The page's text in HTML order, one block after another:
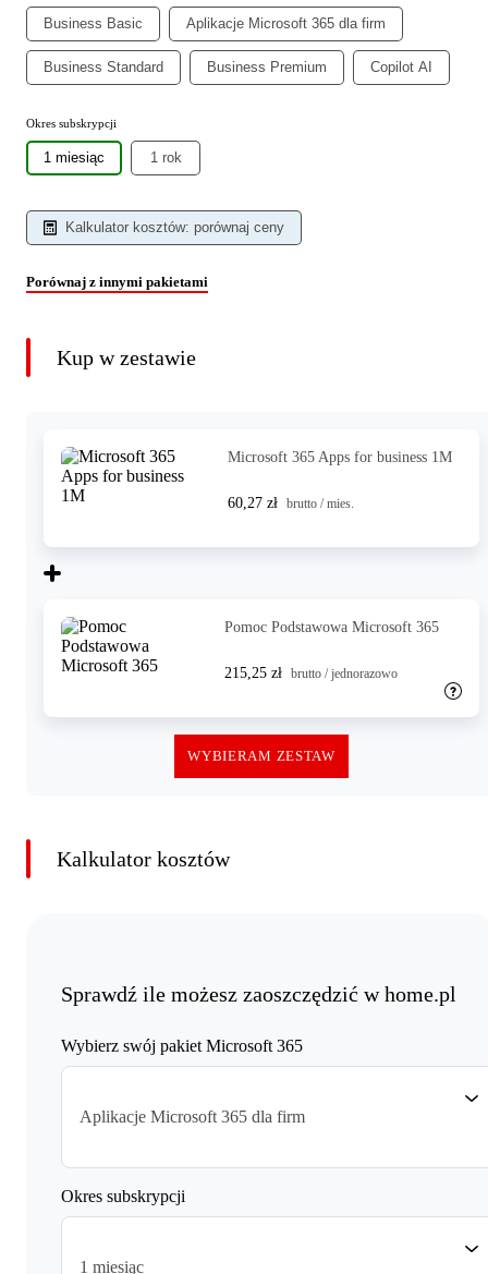
Business Basic Aplikacje Microsoft 365 dla firm
Business Standard Business Premium Copilot AI
Okres subskrypcji
1 miesiąc 1 rok
Kalkulator kosztów: porównaj ceny
Porównaj z innymi pakietami
Kup w zestawie
Microsoft 365 Apps for business 1M
60,27 zł brutto / mies.
Pomoc Podstawowa Microsoft 365
215,25 zł brutto / jednorazowo
WYBIERAM ZESTAW
Kalkulator kosztów
Sprawdź ile możesz zaoszczędzić w home.pl
Wybierz swój pakiet Microsoft 365
Aplikacje Microsoft 365 dla firm
Okres subskrypcji
1 miesiąc